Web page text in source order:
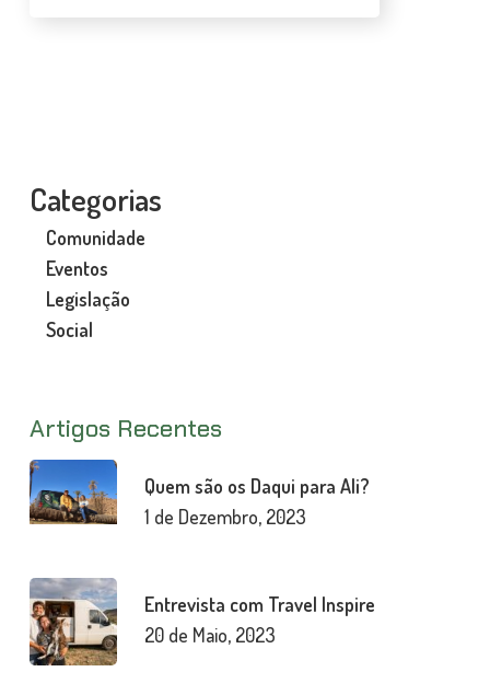
Categorias
Comunidade
Eventos
Legislação
Social
Artigos Recentes
Quem são os Daqui para Ali?
1 de Dezembro, 2023
Entrevista com Travel Inspire
20 de Maio, 2023